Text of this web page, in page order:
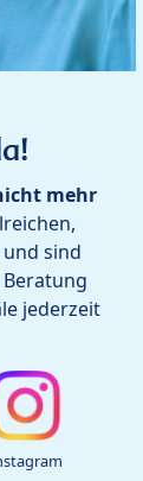
mehr
sind
jederzeit